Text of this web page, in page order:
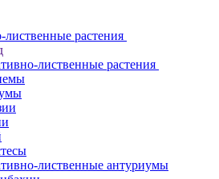
лиственные растения
лиственные растения
лиственные антуриумы